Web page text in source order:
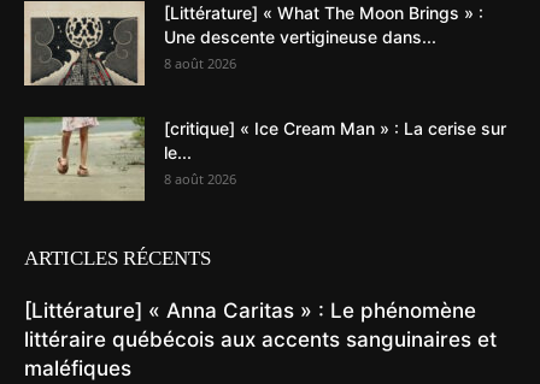
[Littérature] « What The Moon Brings » :
Une descente vertigineuse dans...
8 août 2026
[critique] « Ice Cream Man » : La cerise sur
le...
8 août 2026
ARTICLES RÉCENTS
[Littérature] « Anna Caritas » : Le phénomène
littéraire québécois aux accents sanguinaires et
maléfiques